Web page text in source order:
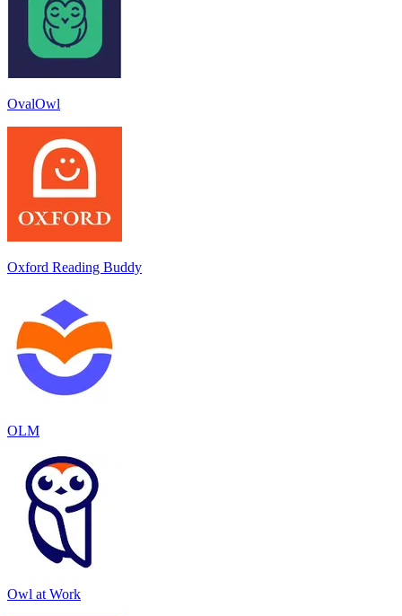
OvalOwl
Oxford Reading Buddy
OLM
Owl at Work